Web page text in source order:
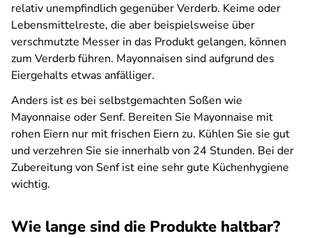
relativ unempfindlich gegenüber Verderb. Keime oder
Lebensmittelreste, die aber beispielsweise über
verschmutzte Messer in das Produkt gelangen, können
zum Verderb führen. Mayonnaisen sind aufgrund des
Eiergehalts etwas anfälliger.
Anders ist es bei selbstgemachten Soßen wie
Mayonnaise oder Senf. Bereiten Sie Mayonnaise mit
rohen Eiern nur mit frischen Eiern zu. Kühlen Sie sie gut
und verzehren Sie sie innerhalb von 24 Stunden. Bei der
Zubereitung von Senf ist eine sehr gute Küchenhygiene
wichtig.
Wie lange sind die Produkte haltbar?